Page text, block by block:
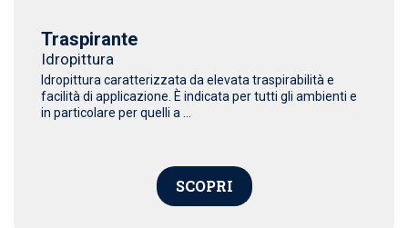
Traspirante
Idropittura
Idropittura caratterizzata da elevata traspirabilità e
facilità di applicazione. È indicata per tutti gli ambienti e
in particolare per quelli a ...
SCOPRI